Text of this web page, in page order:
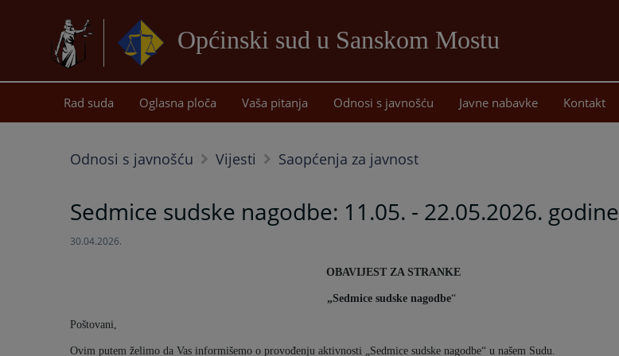
Općinski sud u Sanskom Mostu
sadržaj
Rad suda Oglasna ploča Vaša pitanja Odnosi s javnošću Javne nabavke Kontakt
Odnosi s javnošću Vijesti Saopćenja za javnost
Sedmice sudske nagodbe: 11.05. - 22.05.2026. godine
30.04.2026.
OBAVIJEST ZA STRANKE
„Sedmice sudske nagodbe“
Poštovani,
Ovim putem želimo da Vas informišemo o provođenju aktivnosti „Sedmice sudske nagodbe“ u našem Sudu.